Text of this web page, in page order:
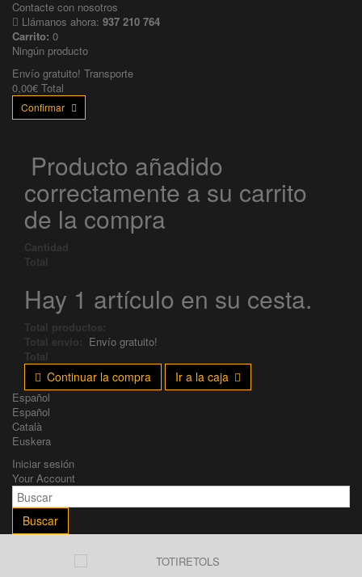
Contacte con nosotros
Llámanos ahora: 937 210 764
Carrito: 0
Ningún producto
Envío gratuito! Transporte
0,00€ Total
Confirmar
Producto añadido
correctamente a su carrito
de la compra
Cantidad
Total
Hay 1 artículo en su cesta.
Total productos:
Total envío: Envío gratuito!
Total
Continuar la compra Ir a la caja
Español
Español
Català
Euskera
Iniciar sesión
Your Account
Buscar